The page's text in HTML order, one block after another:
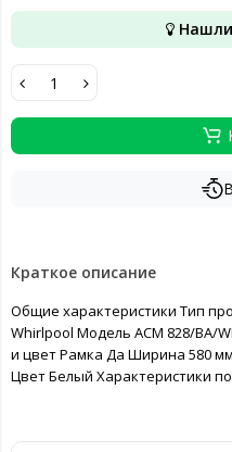
Краткое описание
Общие характеристики Тип
Whirlpool Модель ACM 828/BA/
и цвет Рамка Да Ширина 580
Цвет Белый Характеристики